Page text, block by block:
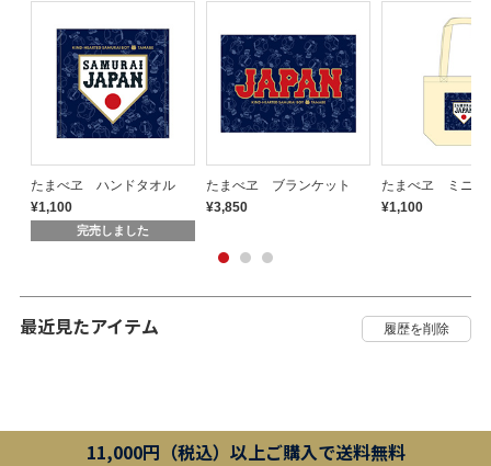
たまべヱ ハンドタオル
¥1,100
完売しました
たまべヱ ブランケット
¥3,850
たまべヱ ミニト
¥1,100
最近見たアイテム
11,000円（税込）以上ご購入で送料無料